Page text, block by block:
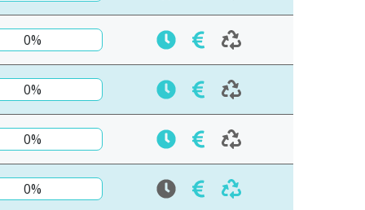
0%
0%
0%
0%